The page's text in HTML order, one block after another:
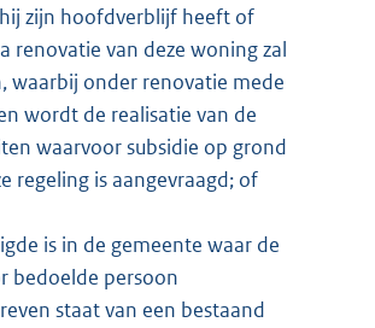
zijn hoofdverblijf heeft of
renovatie van deze woning zal
waarbij onder renovatie mede
wordt de realisatie van de
waarvoor subsidie op grond
regeling is aangevraagd; of
is in de gemeente waar de
bedoelde persoon
staat van een bestaand